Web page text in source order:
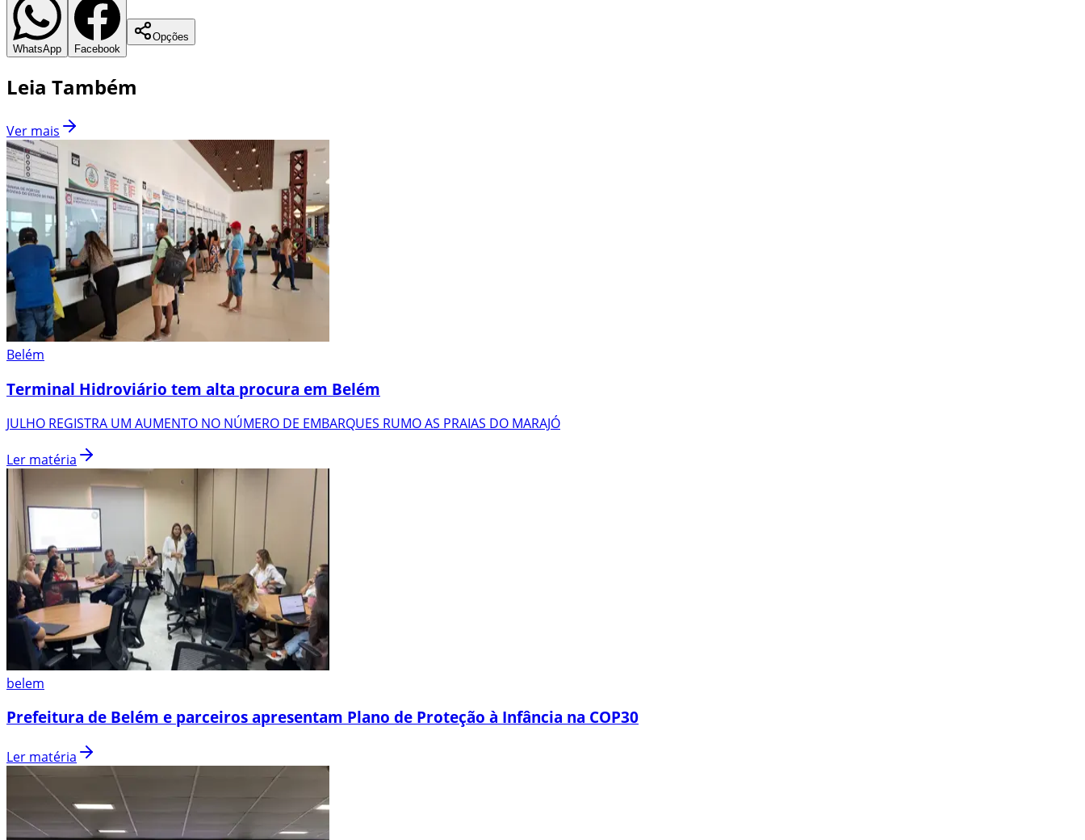
WhatsApp Facebook
Opções
Leia Também
Ver mais
Belém
Terminal Hidroviário tem alta procura em Belém
JULHO REGISTRA UM AUMENTO NO NÚMERO DE EMBARQUES RUMO AS PRAIAS DO MARAJÓ
Ler matéria
belem
Prefeitura de Belém e parceiros apresentam Plano de Proteção à Infância na COP30
Ler matéria